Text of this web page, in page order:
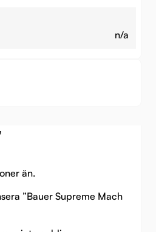
n/a
än.
”Bauer Supreme Mach